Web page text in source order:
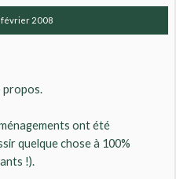
février 2008
propos.
ont été
quelque chose à 100%
!).